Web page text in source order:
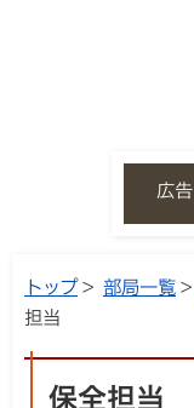
広告
トップ> 部局一覧 >
担当
保全担当